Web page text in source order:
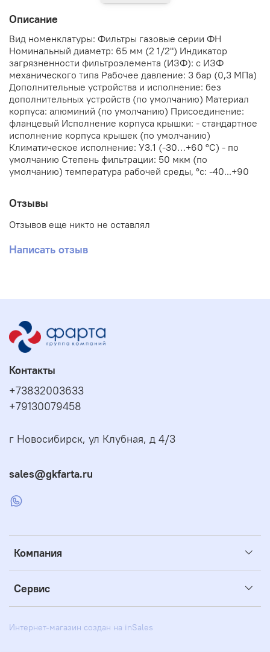
Описание
Вид номенклатуры: Фильтры газовые серии ФН
Номинальный диаметр: 65 мм (2 1/2") Индикатор
загрязненности фильтроэлемента (ИЗФ): с ИЗФ
механического типа Рабочее давление: 3 бар (0,3 МПа)
Дополнительные устройства и исполнение: без
дополнительных устройств (по умолчанию) Материал
корпуса: алюминий (по умолчанию) Присоединение:
фланцевый Исполнение корпуса крышки: - стандартное
исполнение корпуса крышек (по умолчанию)
Климатическое исполнение: У3.1 (-30…+60 °С) - по
умолчанию Степень фильтрации: 50 мкм (по
умолчанию) температура рабочей среды, °с: -40...+90
Отзывы
Отзывов еще никто не оставлял
Написать отзыв
Компания
Сервис
Контакты
+73832003633
+79130079458
г Новосибирск, ул Клубная, д 4/3
sales@gkfarta.ru
Интернет-магазин создан на inSales